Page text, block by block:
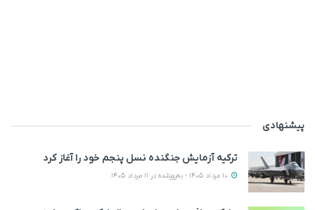
پیشنهادی
ترکیه آزمایش جنگنده نسل پنجم خود را آغاز کرد